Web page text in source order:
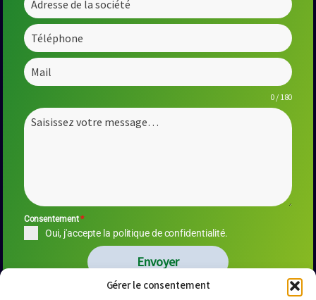
Gérer le consentement
0 / 180
Consentement*
Oui, j'accepte la politique de confidentialité.
Envoyer